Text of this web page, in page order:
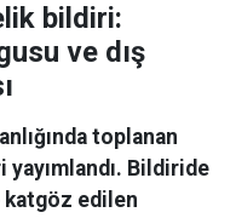
bildiri:
ve dış
toplanan
yayımlandı. Bildiride
edilen